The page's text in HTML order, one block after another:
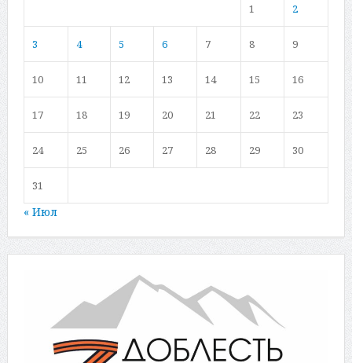
1 2
3 4 5 6 7 8 9
10 11 12 13 14 15 16
17 18 19 20 21 22 23
24 25 26 27 28 29 30
31
« Июл